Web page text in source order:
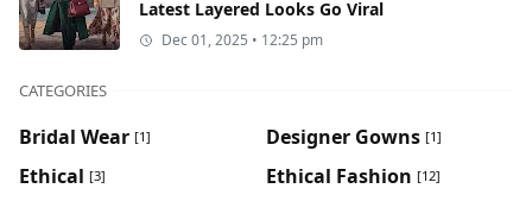
Latest Layered Looks Go Viral
Dec 01, 2025 • 12:25 pm
CATEGORIES
Bridal Wear [1] Designer Gowns [1]
Ethical [3] Ethical Fashion [12]